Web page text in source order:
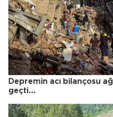
Depremin acı bilançosu
geçti...